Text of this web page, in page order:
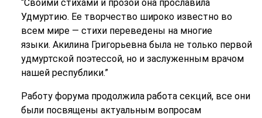
“Своими стихами и прозой она прославила
Удмуртию. Ее творчество широко известно во
всем мире — стихи переведены на многие
языки. Акилина Григорьевна была не только первой
удмуртской поэтессой, но и заслуженным врачом
нашей республики.”
Работу форума продолжила работа секций, все они
были посвящены актуальным вопросам